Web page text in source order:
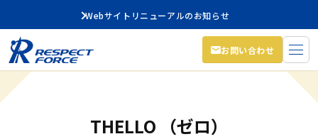
Webサイトリニューアルのお知らせ
お問い合わせ
THELLO （ゼロ）